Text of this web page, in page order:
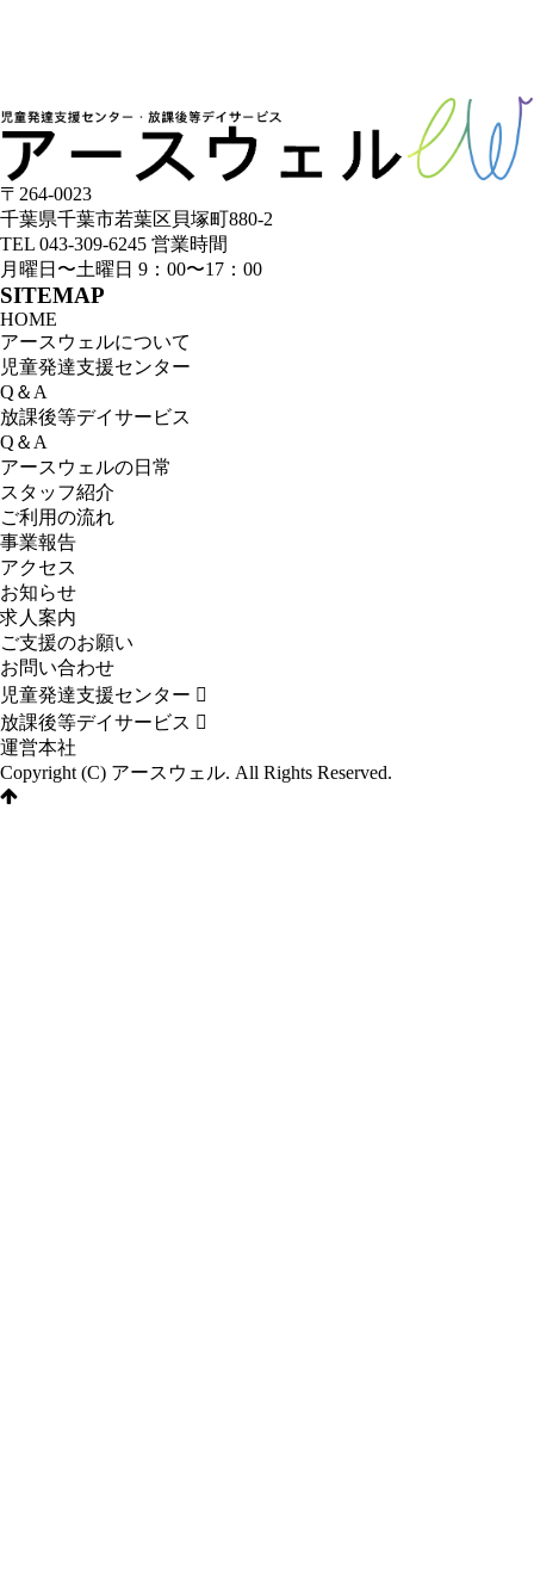
〒264-0023
千葉県千葉市若葉区⾙塚町880-2
TEL 043-309-6245 営業時間
⽉曜⽇〜⼟曜⽇ 9：00〜17：00
SITEMAP
HOME
アースウェルについて
児童発達支援センター
Q＆A
放課後等デイサービス
Q＆A
アースウェルの⽇常
スタッフ紹介
ご利⽤の流れ
事業報告
アクセス
お知らせ
求人案内
ご⽀援のお願い
お問い合わせ
児童発達⽀援センター
放課後等デイサービス
運営本社
Copyright (C) アースウェル. All Rights Reserved.